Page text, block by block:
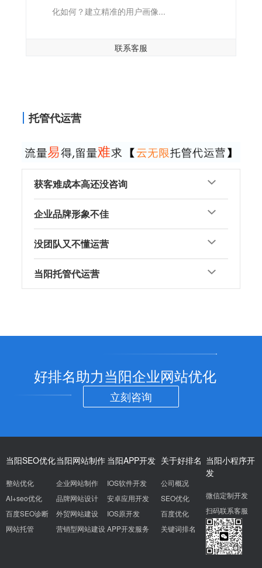
化如何？建立精准的用户画像...
联系客服
托管代运营
获客难成本高还没咨询
企业品牌形象不佳
没团队又不懂运营
当阳托管代运营
好排名助力当阳企业网站优化
立刻咨询
当阳SEO优化
整站优化
AI+seo优化
百度SEO诊断
网站托管
当阳网站制作
企业网站制作
品牌网站设计
外贸网站建设
营销型网站建设
当阳APP开发
IOS软件开发
安卓应用开发
IOS原开发
APP开发服务
关于好排名
公司概况
SEO优化
百度优化
关键词排名
当阳小程序开
发
微信定制开发
扫码联系客服